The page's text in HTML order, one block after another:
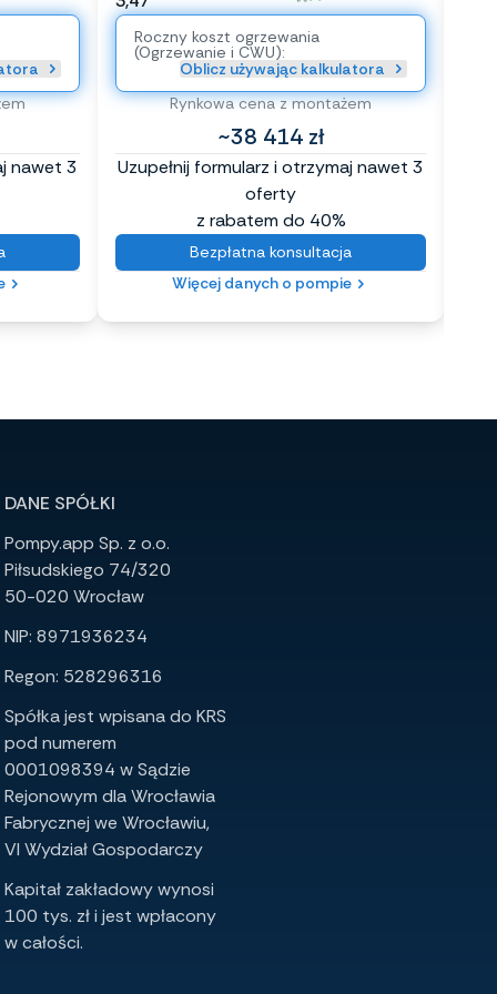
nawet 3
Roczny koszt ogrzewania
(Ogrzewanie i CWU):
Oblicz używając kalkulatora
Rynkowa cena z montażem
~38 414 zł
Uzupełnij formularz i otrzymaj nawet 3
oferty
z rabatem do 40%
Bezpłatna konsultacja
Więcej danych o pompie
DANE SPÓŁKI
Pompy.app Sp. z o.o.
Piłsudskiego 74/320
50-020 Wrocław
NIP: 8971936234
Regon: 528296316
Spółka jest wpisana do KRS
pod numerem
0001098394 w Sądzie
Rejonowym dla Wrocławia
Fabrycznej we Wrocławiu,
VI Wydział Gospodarczy
Kapitał zakładowy wynosi
100 tys. zł i jest wpłacony
w całości.